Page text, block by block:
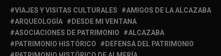
VIAJES Y VISITAS CULTURALES
AMIGOS DE LA ALCAZABA
ARQUEOLOGÍA
DESDE MI VENTANA
ASOCIACIONES DE PATRIMONIO
ALCAZABA
PATRIMONIO HISTÓRICO
DEFENSA DEL PATRIMONIO